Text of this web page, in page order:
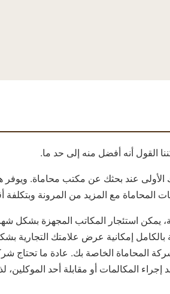
القول أنه أفضل منه إلى حد ما.
الأولى عند بحثك عن مكتب محاماة. ويوفر
المحاماة مع المزيد من المرونة وبتكلفة
يمكن استئجار المكاتب المجهزة بشكل
إمكانية عرض علامتك التجارية
المحاماة الخاصة بك. عادة ما تحتاج
المكالمات أو مقابلة أحد الموكلين،